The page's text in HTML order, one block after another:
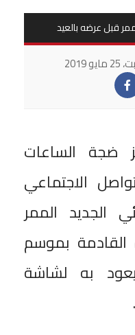
قبل عرضه بالعيد
2019
ضجة الساعات
الاجتماعي
الجديد الممر
القادمة بموسم
به لشاشة